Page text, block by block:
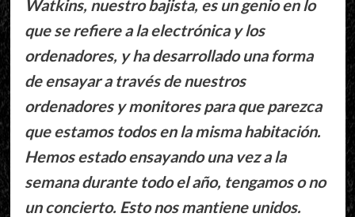
Watkins, nuestro bajista, es un genio en lo
que se refiere a la electrónica y los
ordenadores, y ha desarrollado una forma
de ensayar a través de nuestros
ordenadores y monitores para que parezca
que estamos todos en la misma habitación.
Hemos estado ensayando una vez a la
semana durante todo el año, tengamos o no
un concierto. Esto nos mantiene unidos.